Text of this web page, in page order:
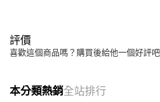
評價
喜歡這個商品嗎？購買後給他一個好評吧
本分類熱銷全站排行